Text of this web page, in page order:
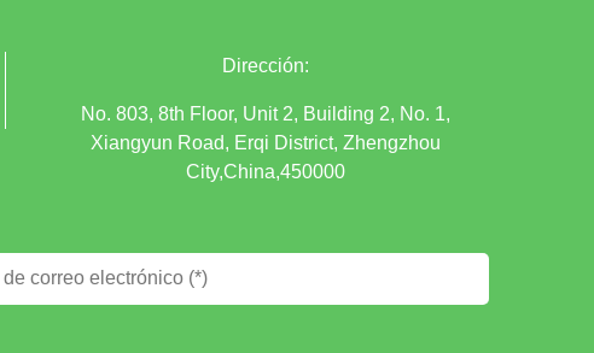
Dirección:
No. 803, 8th Floor, Unit 2, Building 2, No. 1,
Xiangyun Road, Erqi District, Zhengzhou
City,China,450000